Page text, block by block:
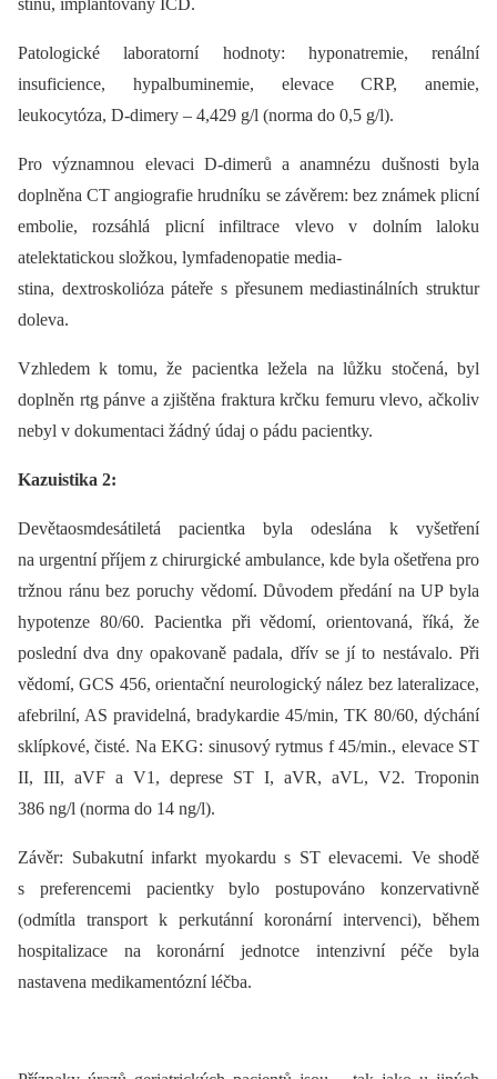
stínu, implantovaný ICD.
Patologické laboratorní hodnoty: hyponatremie, renální
insuficience, hypalbuminemie, elevace CRP, anemie,
leukocytóza, D-dimery –⁠ 4,429 g/l (norma do 0,5 g/l).
Pro významnou elevaci D-dimerů a anamnézu dušnosti byla
doplněna CT angiografie hrudníku se závěrem: bez známek plicní
embolie, rozsáhlá plicní infiltrace vlevo v dolním laloku
atelektatickou složkou, lymfadenopatie media-
stina, dextroskolióza páteře s přesunem mediastinálních struktur
doleva.
Vzhledem k tomu, že pacientka ležela na lůžku stočená, byl
doplněn rtg pánve a zjištěna fraktura krčku femuru vlevo, ačkoliv
nebyl v dokumentaci žádný údaj o pádu pacientky.
Kazuistika 2:
Devětaosmdesátiletá pacientka byla odeslána k vyšetření
na urgentní příjem z chirurgické ambulance, kde byla ošetřena pro
tržnou ránu bez poruchy vědomí. Důvodem předání na UP byla
hypotenze 80/60. Pacientka při vědomí, orientovaná, říká, že
poslední dva dny opakovaně padala, dřív se jí to nestávalo. Při
vědomí, GCS 456, orientační neurologický nález bez lateralizace,
afebrilní, AS pravidelná, bradykardie 45/min, TK 80/60, dýchání
sklípkové, čisté. Na EKG: sinusový rytmus f 45/min., elevace ST
II, III, aVF a V1, deprese ST I, aVR, aVL, V2. Troponin
386 ng/l (norma do 14 ng/l).
Závěr: Subakutní infarkt myokardu s ST elevacemi. Ve shodě
s preferencemi pacientky bylo postupováno konzervativně
(odmítla transport k perkutánní koronární intervenci), během
hospitalizace na koronární jednotce intenzivní péče byla
nastavena medikamentózní léčba.